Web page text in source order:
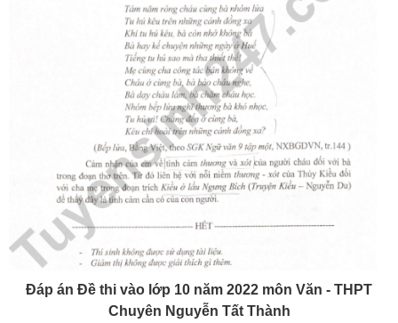
Đáp án Đề thi vào lớp 10 năm 2022 môn Văn - THPT
Chuyên Nguyễn Tất Thành